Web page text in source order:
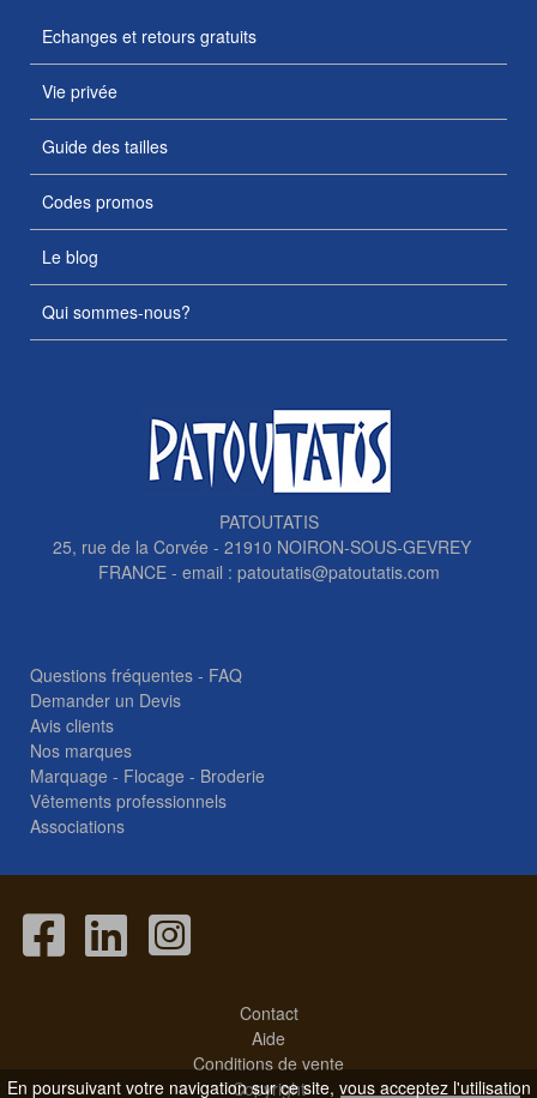
Echanges et retours gratuits
Vie privée
Guide des tailles
Codes promos
Le blog
Qui sommes-nous?
PATOUTATIS
25, rue de la Corvée - 21910 NOIRON-SOUS-GEVREY
FRANCE - email : patoutatis@patoutatis.com
Questions fréquentes - FAQ
Demander un Devis
Avis clients
Nos marques
Marquage - Flocage - Broderie
Vêtements professionnels
Associations
Contact
Aide
Conditions de vente
Copyright
En poursuivant votre navigation sur ce site, vous acceptez l'utilisation